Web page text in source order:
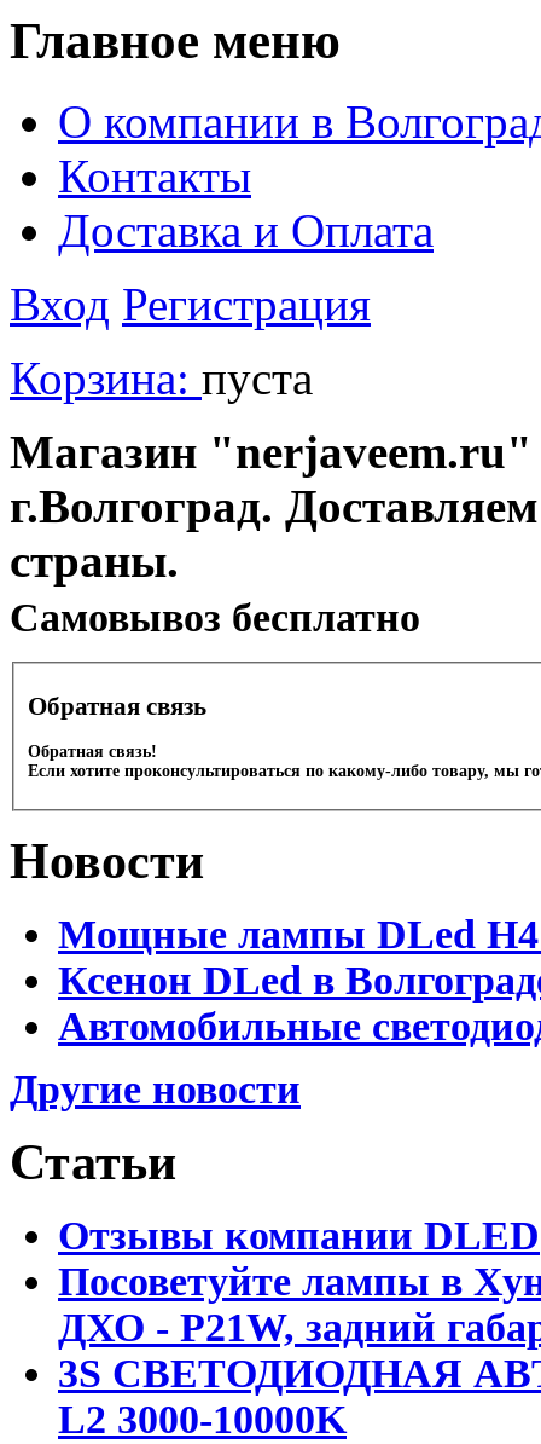
Главное меню
О компании в
Контакты
Доставка и Оплата
Вход Регистрация
Корзина: пуста
Магазин "nerjaveem.ru"
г.Волгоград.
страны.
Cамовывоз бесплатно
Обратная связь
Обратная связь!
Если хотите проконсультироваться по какому-либо товару, мы
Новости
Мощные лампы DLed H4
Ксенон DLed в
Автомобильные
Другие новости
Статьи
Отзывы компании DLED
Посоветуйте лампы в
ДХО - P21W, задний
3S СВЕТОДИОДНАЯ
L2 3000-10000K